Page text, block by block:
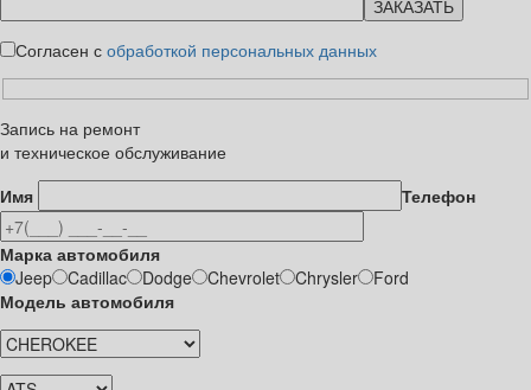
Согласен с обработкой персональных данных
Запись на ремонт
и техническое обслуживание
Имя
Телефон
Марка автомобиля
Jeep
Cadillac Dodge Chevrolet Chrysler
Ford
Модель автомобиля